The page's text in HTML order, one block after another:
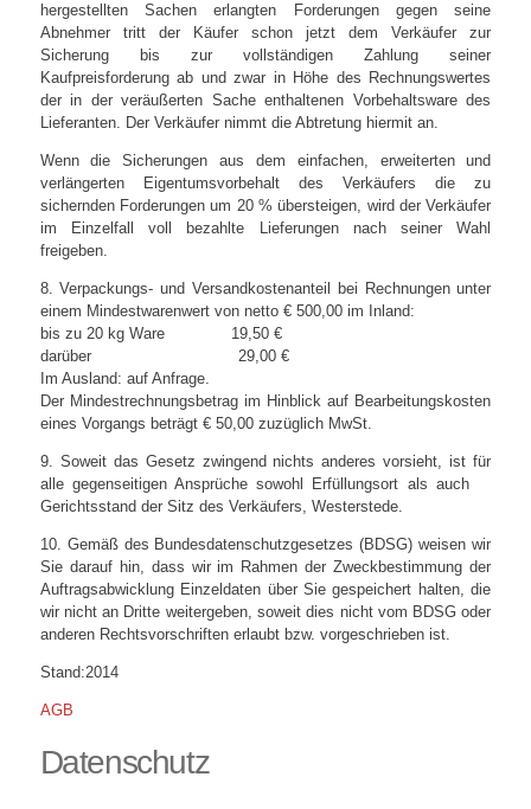
hergestellten Sachen erlangten Forderungen gegen seine
Abnehmer tritt der Käufer schon jetzt dem Verkäufer zur
Sicherung bis zur vollständigen Zahlung seiner
Kaufpreisforderung ab und zwar in Höhe des Rechnungswertes
der in der veräußerten Sache enthaltenen Vorbehaltsware des
Lieferanten. Der Verkäufer nimmt die Abtretung hiermit an.
Wenn die Sicherungen aus dem einfachen, erweiterten und
verlängerten Eigentumsvorbehalt des Verkäufers die zu
sichernden Forderungen um 20 % übersteigen, wird der Verkäufer
im Einzelfall voll bezahlte Lieferungen nach seiner Wahl
freigeben.
8. Verpackungs- und Versandkostenanteil bei Rechnungen unter
einem Mindestwarenwert von netto € 500,00 im Inland:
bis zu 20 kg Ware 19,50 €
darüber 29,00 €
Im Ausland: auf Anfrage.
Der Mindestrechnungsbetrag im Hinblick auf Bearbeitungskosten
eines Vorgangs beträgt € 50,00 zuzüglich MwSt.
9. Soweit das Gesetz zwingend nichts anderes vorsieht, ist für
alle gegenseitigen Ansprüche sowohl Erfüllungsort als auch
Gerichtsstand der Sitz des Verkäufers, Westerstede.
10. Gemäß des Bundesdatenschutzgesetzes (BDSG) weisen wir
Sie darauf hin, dass wir im Rahmen der Zweckbestimmung der
Auftragsabwicklung Einzeldaten über Sie gespeichert halten, die
wir nicht an Dritte weitergeben, soweit dies nicht vom BDSG oder
anderen Rechtsvorschriften erlaubt bzw. vorgeschrieben ist.
Stand:2014
AGB
Datenschutz